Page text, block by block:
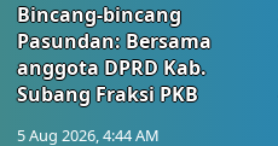
Bincang-bincang
Pasundan: Bersama
anggota DPRD Kab.
Subang Fraksi PKB
5 Aug 2026, 4:44 AM